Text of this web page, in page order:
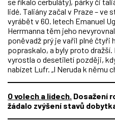
lidé. Taliány začal v Praze – ve
vyrábět v 60. letech Emanuel
Herrmanna těm jeho
poněvadž prý je vařil plné čtyři
popraskalo, a byly proto
vyrostla o desetiletí později,
nabízet Lufr. „I Neruda k němu
O volech a lidech. Dosažení
žádalo zvýšení stavů